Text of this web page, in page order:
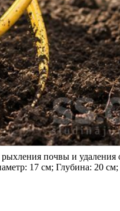
почвы и удаления
17 cм; Глубина: 20 cм;